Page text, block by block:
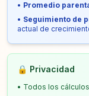
• Promedio
• Seguimiento de
actual de
🔒 Privacidad
• Todos los